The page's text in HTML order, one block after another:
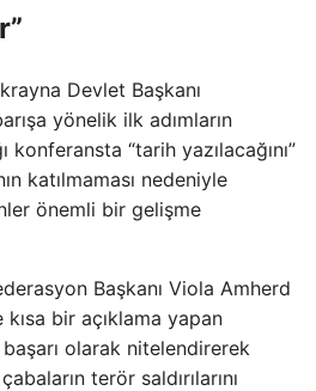
Devlet Başkanı
yönelik ilk adımların
konferansta “tarih yazılacağını”
katılmaması nedeniyle
önemli bir gelişme
Başkanı Viola Amherd
bir açıklama yapan
olarak nitelendirerek
terör saldırılarını